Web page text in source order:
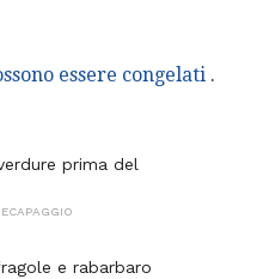
essere congelati .
prima del
e rabarbaro